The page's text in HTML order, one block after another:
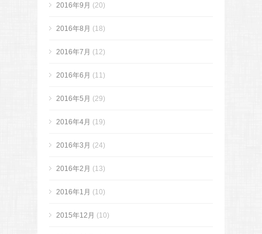
2016年9月 (20)
2016年8月 (18)
2016年7月 (12)
2016年6月 (11)
2016年5月 (29)
2016年4月 (19)
2016年3月 (24)
2016年2月 (13)
2016年1月 (10)
2015年12月 (10)